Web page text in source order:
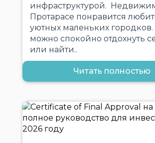
инфраструктурой.
Протарасе понравится
уютных маленьких городков.
можно спокойно отдохнуть
или найти..
Читать полностью